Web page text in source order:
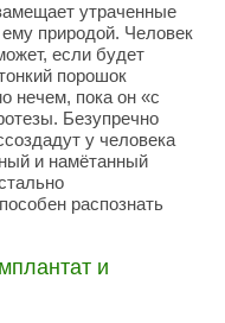
утраченные
природой. Человек
если будет
порошок
нечем, пока он «с
Безупречно
у человека
и намётанный
распознать
и